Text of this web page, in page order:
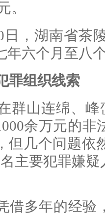
。
日，湖南省茶
年六个月至八
罪组织线索
群山连绵、
余万元的
但几个问题依
主要犯罪嫌
借多年的经验